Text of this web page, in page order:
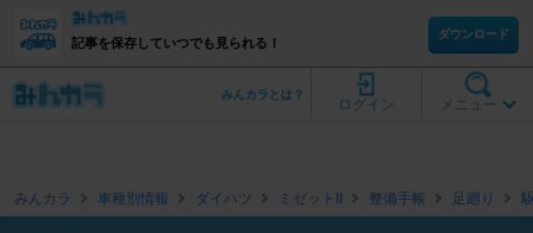
記事を保存していつでも見られる！
ダウンロード
メニュー
ログイン
みんカラとは？
みんカラ 車種別情報 ダイハツ ミゼットII 整備手帳 足廻り